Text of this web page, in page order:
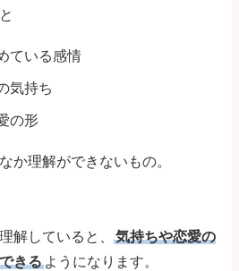
ている感情
気持ち
の形
か理解ができないもの。
解していると、
気持ちや恋愛の
きる ようになります。